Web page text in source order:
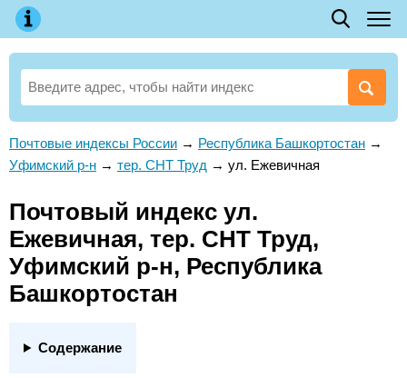
Почтовые индексы России → Республика Башкортостан →
Уфимский р-н → тер. СНТ Труд → ул. Ежевичная
Почтовый индекс ул.
Ежевичная, тер. СНТ Труд,
Уфимский р-н, Республика
Башкортостан
Содержание